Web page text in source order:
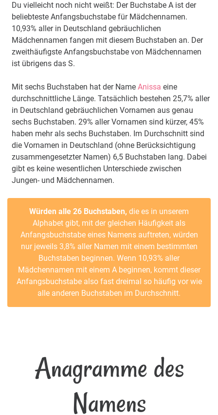
Du vielleicht noch nicht weißt: Der Buchstabe A ist der
beliebteste Anfangsbuchstabe für Mädchennamen.
10,93% aller in Deutschland gebräuchlichen
Mädchennamen fangen mit diesem Buchstaben an. Der
zweithäufigste Anfangsbuchstabe von Mädchennamen
ist übrigens das S.
Mit sechs Buchstaben hat der Name Anissa eine
durchschnittliche Länge. Tatsächlich bestehen 25,7% aller
in Deutschland gebräuchlichen Vornamen aus genau
sechs Buchstaben. 29% aller Vornamen sind kürzer, 45%
haben mehr als sechs Buchstaben. Im Durchschnitt sind
die Vornamen in Deutschland (ohne Berücksichtigung
zusammengesetzter Namen) 6,5 Buchstaben lang. Dabei
gibt es keine wesentlichen Unterschiede zwischen
Jungen- und Mädchennamen.
Würden alle 26 Buchstaben, die es in unserem
Alphabet gibt, mit der gleichen Häufigkeit als
Anfangsbuchstabe eines Namens auftreten, würden
nur jeweils 3,8% aller Namen mit einem bestimmten
Buchstaben beginnen. Wenn 10,93% aller
Mädchennamen mit einem A beginnen, kommt dieser
Anfangsbuchstabe also fast dreimal so häufig vor wie
alle anderen Buchstaben im Durchschnitt.
Anagramme des
Namens